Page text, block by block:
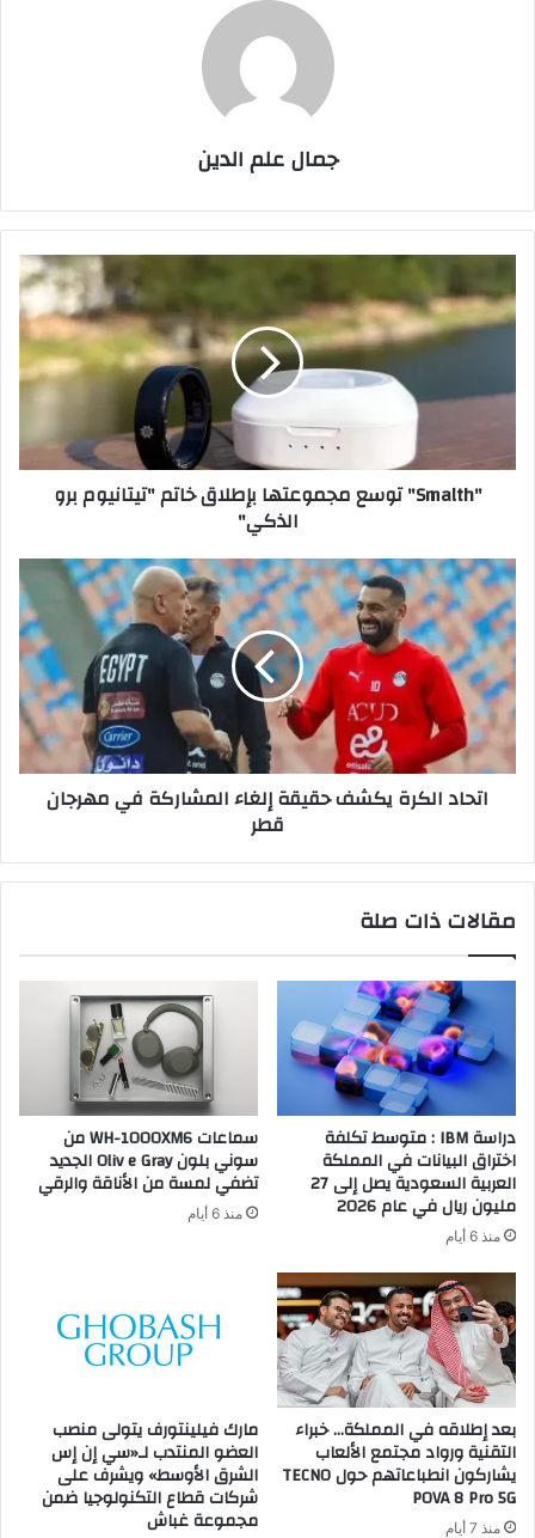
جمال علم الدين
توسع
مجموعتها
"تيتانيوم
"Smalth" توسع مجموعتها بإطلاق خاتم "تيتانيوم برو
الذكي"
اتحاد
الكرة
يكشف
حقيقة
إلغاء
المشاركة
في
مهرجان
قطر
اتحاد الكرة يكشف حقيقة إلغاء المشاركة في مهرجان
قطر
مقالات ذات صلة
دراسة IBM : متوسط تكلفة
اختراق البيانات في المملكة
العربية السعودية يصل إلى 27
مليون ريال في عام 2026
منذ 6 أيام
سماعات WH-1000XM6 من
سوني بلون Oliv e Gray الجديد
تضفي لمسة من الأناقة والرقي
منذ 6 أيام
بعد إطلاقه في المملكة… خبراء
التقنية ورواد مجتمع الألعاب
يشاركون انطباعاتهم حول TECNO
POVA 8 Pro 5G
منذ 7 أيام
مارك فيلينتورف يتولى منصب
العضو المنتدب لـ«سي إن إس
الشرق الأوسط» ويشرف على
شركات قطاع التكنولوجيا ضمن
مجموعة غباش